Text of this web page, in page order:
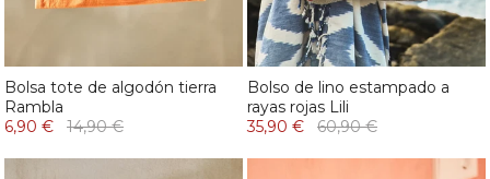
Bolsa tote de algodón tierra
Rambla
6,90 €
14,90 €
Bolso de lino estampado a
rayas rojas Lili
35,90 €
60,90 €